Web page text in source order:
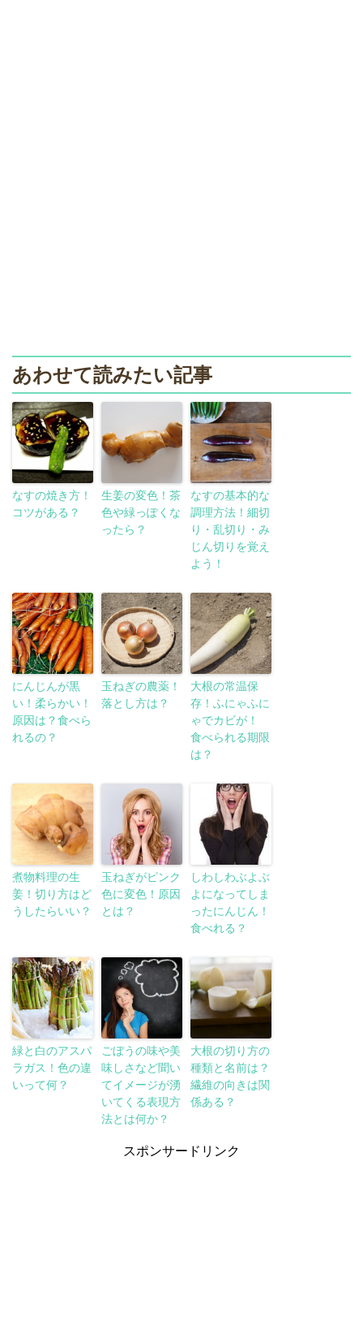
あわせて読みたい記事
なすの焼き方！
コツがある？
生姜の変色！茶
色や緑っぽくな
ったら？
なすの基本的な
調理方法！細切
り・乱切り・み
じん切りを覚え
よう！
にんじんが黒
い！柔らかい！
原因は？食べら
れるの？
玉ねぎの農薬！
落とし方は？
大根の常温保
存！ふにゃふに
ゃでカビが！
食べられる期限
は？
煮物料理の生
姜！切り方はど
うしたらいい？
玉ねぎがピンク
色に変色！原因
とは？
しわしわぶよぶ
よになってしま
ったにんじん！
食べれる？
緑と白のアスパ
ラガス！色の違
いって何？
ごぼうの味や美
味しさなど聞い
てイメージが湧
いてくる表現方
法とは何か？
大根の切り方の
種類と名前は？
繊維の向きは関
係ある？
スポンサードリンク